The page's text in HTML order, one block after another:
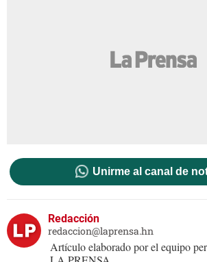
Unirme al canal de
Redacción
redaccion@laprensa.hn
Artículo elaborado por el equipo